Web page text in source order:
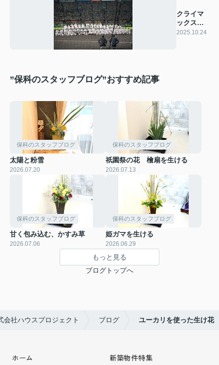
クライマ
ックスシ
リーズ突
2025.10.24
”保科のスタッフブログ”おすすめ記事
保科のスタッフブログ
太陽と粉雪
2026.07.20
保科のスタッフブログ
祇園祭の花 檜扇を生ける
2026.07.13
保科のスタッフブログ
甘く包み込む、かすみ草
2026.07.06
保科のスタッフブログ
姫ガマを生ける
2026.06.29
もっと見る
ブログトップへ
会社ハウスプロジェクト ブログ ユーカリを使った生け花
ホーム
新築物件特集